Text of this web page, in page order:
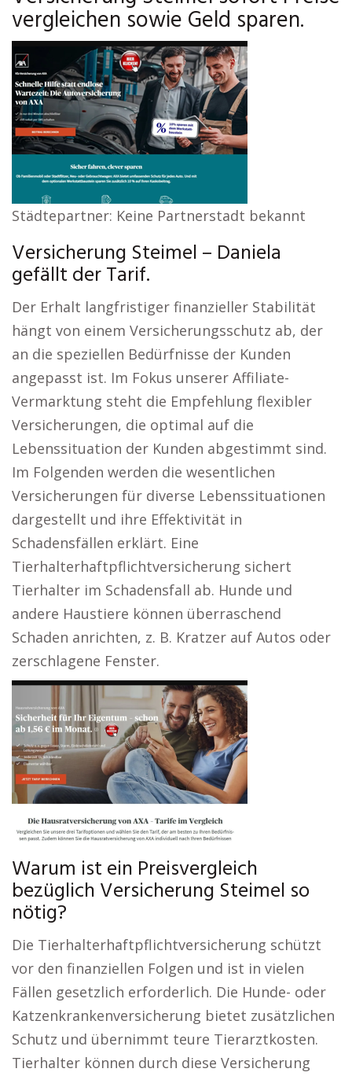
vergleichen sowie Geld sparen.
Städtepartner: Keine Partnerstadt bekannt
Versicherung Steimel – Daniela
gefällt der Tarif.
Der Erhalt langfristiger finanzieller Stabilität
hängt von einem Versicherungsschutz ab, der
an die speziellen Bedürfnisse der Kunden
angepasst ist. Im Fokus unserer Affiliate-
Vermarktung steht die Empfehlung flexibler
Versicherungen, die optimal auf die
Lebenssituation der Kunden abgestimmt sind.
Im Folgenden werden die wesentlichen
Versicherungen für diverse Lebenssituationen
dargestellt und ihre Effektivität in
Schadensfällen erklärt. Eine
Tierhalterhaftpflichtversicherung sichert
Tierhalter im Schadensfall ab. Hunde und
andere Haustiere können überraschend
Schaden anrichten, z. B. Kratzer auf Autos oder
zerschlagene Fenster.
Warum ist ein Preisvergleich
bezüglich Versicherung Steimel so
nötig?
Die Tierhalterhaftpflichtversicherung schützt
vor den finanziellen Folgen und ist in vielen
Fällen gesetzlich erforderlich. Die Hunde- oder
Katzenkrankenversicherung bietet zusätzlichen
Schutz und übernimmt teure Tierarztkosten.
Tierhalter können durch diese Versicherung